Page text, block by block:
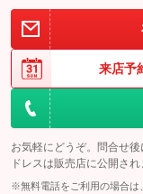
来店予
お気軽にどうぞ。問合せ
ドレスは販売店に公開され
※無料電話をご利用の場合は